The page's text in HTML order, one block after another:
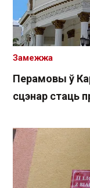
Перамовы ў
сцэнар стаць
Замежжа